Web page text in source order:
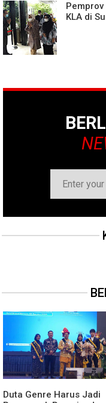
KLA di
Duta Genre Harus Jadi